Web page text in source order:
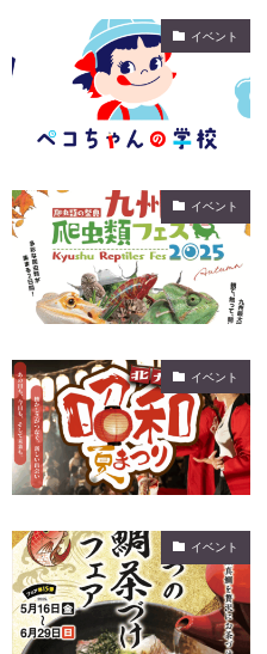
イベント
イベント
イベント
イベント